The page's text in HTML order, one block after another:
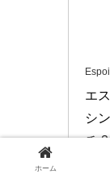
エ
シ
チ
フ
ホーム